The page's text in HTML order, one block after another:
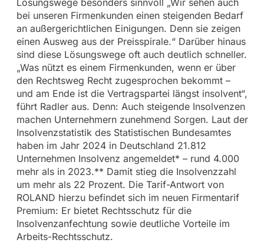
bei unseren Firmenkunden einen steigenden Bedarf
an außergerichtlichen Einigungen. Denn sie zeigen
einen Ausweg aus der Preisspirale.“ Darüber hinaus
sind diese Lösungswege oft auch deutlich schneller.
„Was nützt es einem Firmenkunden, wenn er über
den Rechtsweg Recht zugesprochen bekommt –
und am Ende ist die Vertragspartei längst insolvent“,
führt Radler aus. Denn: Auch steigende Insolvenzen
machen Unternehmern zunehmend Sorgen. Laut der
Insolvenzstatistik des Statistischen Bundesamtes
haben im Jahr 2024 in Deutschland 21.812
Unternehmen Insolvenz angemeldet* – rund 4.000
mehr als in 2023.** Damit stieg die Insolvenzzahl
um mehr als 22 Prozent. Die Tarif-Antwort von
ROLAND hierzu befindet sich im neuen Firmentarif
Premium: Er bietet Rechtsschutz für die
Insolvenzanfechtung sowie deutliche Vorteile im
Arbeits-Rechtsschutz.